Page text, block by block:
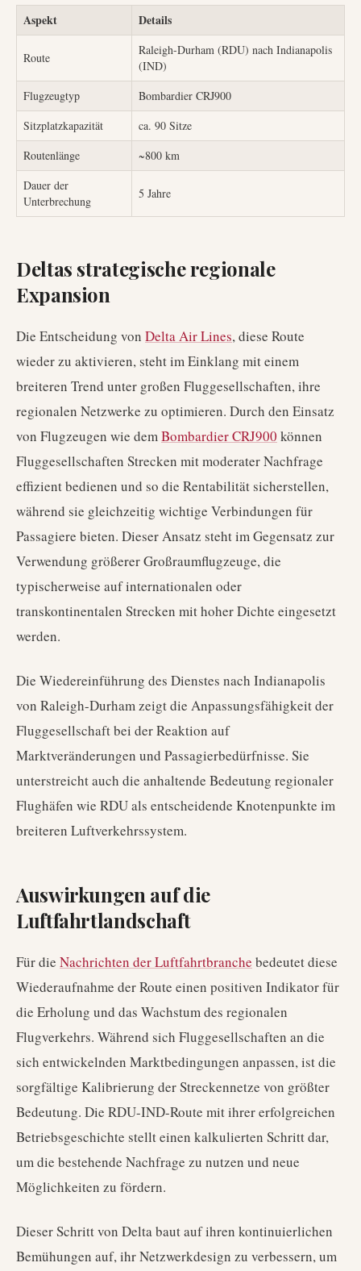
Aspekt Details
Route
Raleigh-Durham (RDU) nach Indianapolis
(IND)
Flugzeugtyp
Bombardier CRJ900
Sitzplatzkapazität
ca. 90 Sitze
Routenlänge
~800 km
Dauer der
Unterbrechung
5 Jahre
Deltas strategische regionale
Expansion
Die Entscheidung von Delta Air Lines, diese Route
wieder zu aktivieren, steht im Einklang mit einem
breiteren Trend unter großen Fluggesellschaften, ihre
regionalen Netzwerke zu optimieren. Durch den Einsatz
von Flugzeugen wie demBombardier CRJ900 können
Fluggesellschaften Strecken mit moderater Nachfrage
effizient bedienen und so die Rentabilität sicherstellen,
während sie gleichzeitig wichtige Verbindungen für
Passagiere bieten. Dieser Ansatz steht im Gegensatz zur
Verwendung größerer Großraumflugzeuge, die
typischerweise auf internationalen oder
transkontinentalen Strecken mit hoher Dichte eingesetzt
werden.
Die Wiedereinführung des Dienstes nach Indianapolis
von Raleigh-Durham zeigt die Anpassungsfähigkeit der
Fluggesellschaft bei der Reaktion auf
Marktveränderungen und Passagierbedürfnisse. Sie
unterstreicht auch die anhaltende Bedeutung regionaler
Flughäfen wie RDU als entscheidende Knotenpunkte im
breiteren Luftverkehrssystem.
Auswirkungen auf die
Luftfahrtlandschaft
Für die Nachrichten der Luftfahrtbranche bedeutet diese
Wiederaufnahme der Route einen positiven Indikator für
die Erholung und das Wachstum des regionalen
Flugverkehrs. Während sich Fluggesellschaften an die
sich entwickelnden Marktbedingungen anpassen, ist die
sorgfältige Kalibrierung der Streckennetze von größter
Bedeutung. Die RDU-IND-Route mit ihrer erfolgreichen
Betriebsgeschichte stellt einen kalkulierten Schritt dar,
um die bestehende Nachfrage zu nutzen und neue
Möglichkeiten zu fördern.
Dieser Schritt von Delta baut auf ihren kontinuierlichen
Bemühungen auf, ihr Netzwerkdesign zu verbessern, um